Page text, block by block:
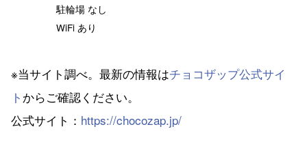
駐輪場 なし
WiFi あり
※当サイト調べ。最新の情報はチョコザップ公式サイ
ト からご確認ください。
公式サイト： https://chocozap.jp/